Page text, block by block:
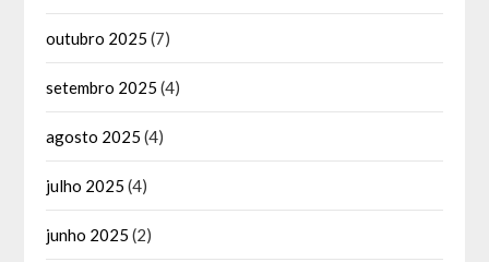
outubro 2025 (7)
setembro 2025 (4)
agosto 2025 (4)
julho 2025 (4)
junho 2025 (2)